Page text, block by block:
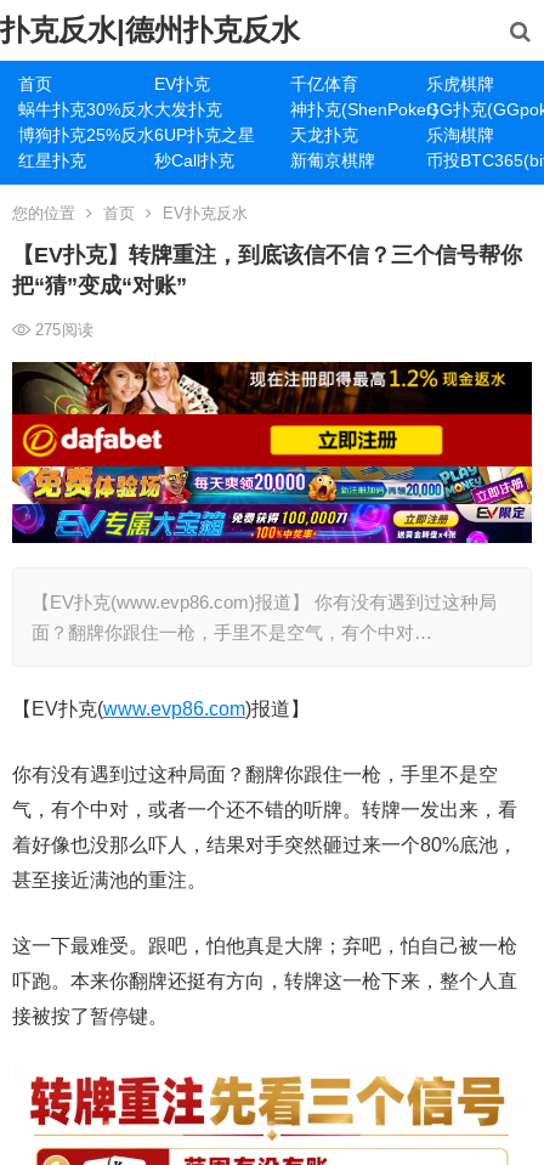
扑克反水|德州扑克反水
首页 EV扑克 千亿体育
乐虎棋牌
蜗牛扑克30%反水大发扑克 神扑克(ShenPoker)GG扑克
博狗扑克25%反水6UP扑克之星 天龙扑克
乐淘棋牌
红星扑克
秒Call扑克 新葡京棋牌 币投
您的位置 首页 EV扑克反水
【EV扑克】转牌重注，到底该信不信？三个信号帮你
把“猜”变成“对账”
275阅读
【EV扑克(www.evp86.com)报道】 你有没有遇到过这种局
面？翻牌你跟住一枪，手里不是空气，有个中对…
【EV扑克(www.evp86.com)报道】
你有没有遇到过这种局面？翻牌你跟住一枪，手里不是空
气，有个中对，或者一个还不错的听牌。转牌一发出来，看
着好像也没那么吓人，结果对手突然砸过来一个80%底池，
甚至接近满池的重注。
这一下最难受。跟吧，怕他真是大牌；弃吧，怕自己被一枪
吓跑。本来你翻牌还挺有方向，转牌这一枪下来，整个人直
接被按了暂停键。